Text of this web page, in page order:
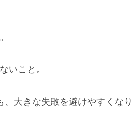
いこと。
大きな失敗を避けやすくなり